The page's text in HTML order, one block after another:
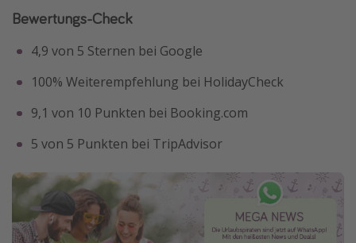
Bewertungs-Check
4,9 von 5 Sternen bei Google
100% Weiterempfehlung bei HolidayCheck
9,1 von 10 Punkten bei Booking.com
5 von 5 Punkten bei TripAdvisor